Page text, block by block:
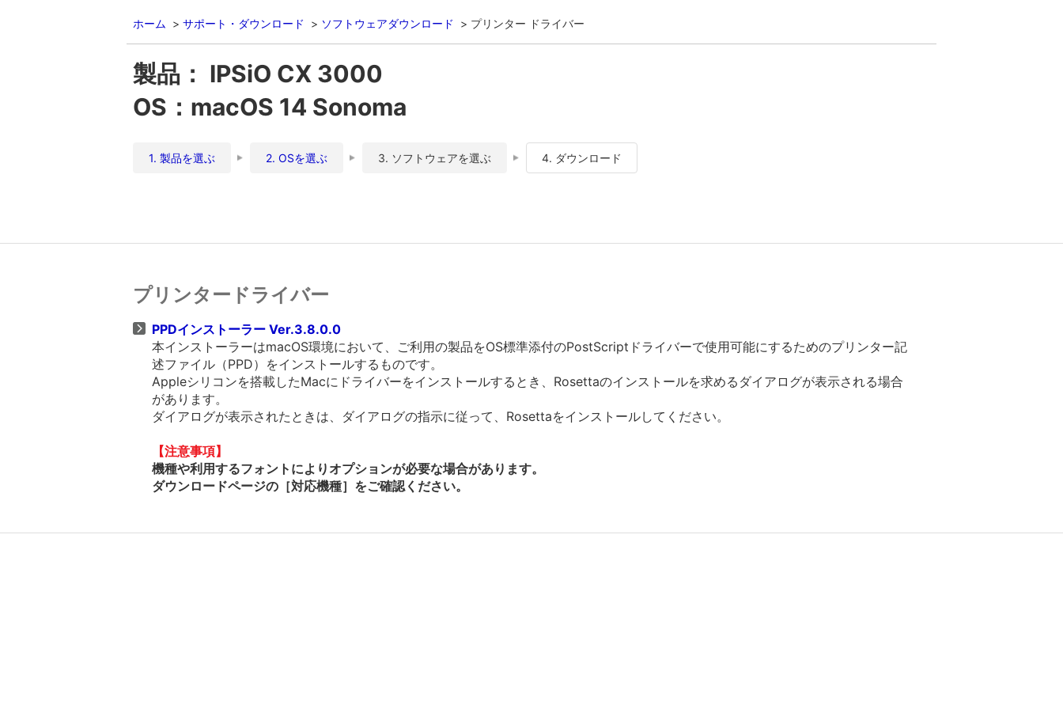
ホーム サポート・ダウンロード ソフトウェアダウンロード プリンター ドライバー
製品： IPSiO CX 3000
OS：macOS 14 Sonoma
1. 製品を選ぶ 2. OSを選ぶ 3. ソフトウェアを選ぶ 4. ダウンロード
プリンタードライバー
PPDインストーラー Ver.3.8.0.0
本インストーラーはmacOS環境において、ご利用の製品をOS標準添付のPostScriptドライバーで使用可能にするためのプリンター記
述ファイル（PPD）をインストールするものです。
Appleシリコンを搭載したMacにドライバーをインストールするとき、Rosettaのインストールを求めるダイアログが表示される場合
があります。
ダイアログが表示されたときは、ダイアログの指示に従って、Rosettaをインストールしてください。
【注意事項】
機種や利用するフォントによりオプションが必要な場合があります。
ダウンロードページの［対応機種］をご確認ください。